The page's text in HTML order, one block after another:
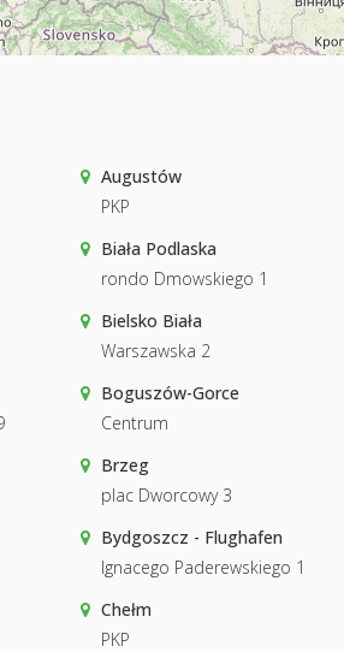
Augustów
PKP
Biała Podlaska
rondo Dmowskiego 1
Bielsko Biała
Warszawska 2
Boguszów-Gorce
Centrum
Brzeg
plac Dworcowy 3
Bydgoszcz - Flughafen
Ignacego Paderewskiego 1
Chełm
PKP